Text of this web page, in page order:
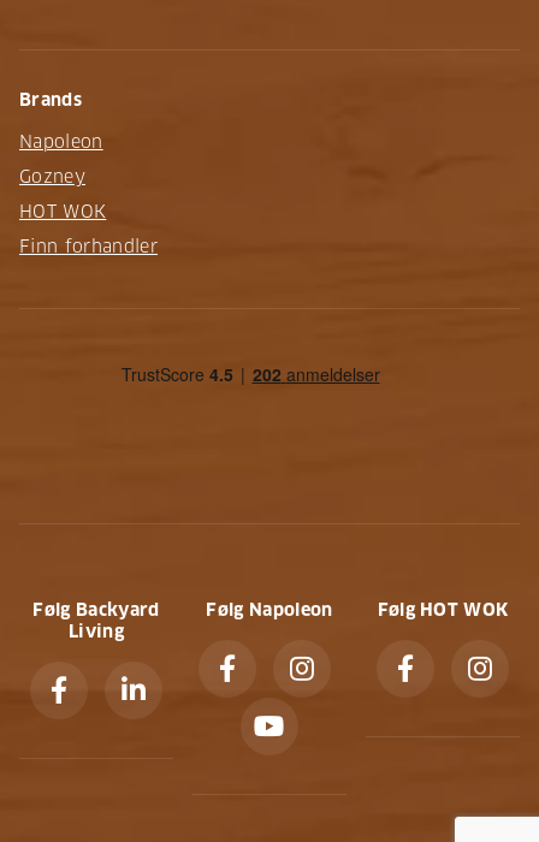
Brands
Napoleon
Gozney
HOT WOK
Finn forhandler
Følg Backyard
Living
Følg Napoleon Følg HOT WOK